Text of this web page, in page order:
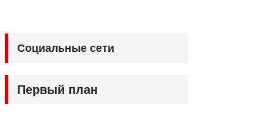
Социальные сети
Первый план